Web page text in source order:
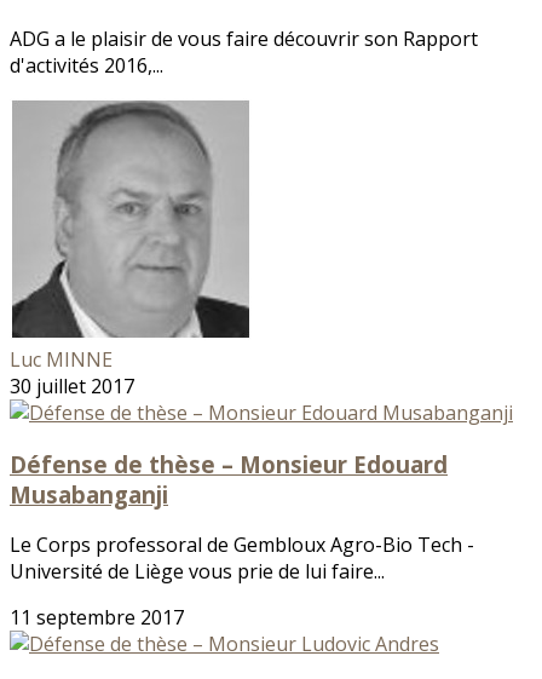
ADG a le plaisir de vous faire découvrir son Rapport
d'activités 2016,...
Luc MINNE
30 juillet 2017
Défense de thèse – Monsieur Edouard
Musabanganji
Le Corps professoral de Gembloux Agro-Bio Tech -
Université de Liège vous prie de lui faire...
11 septembre 2017